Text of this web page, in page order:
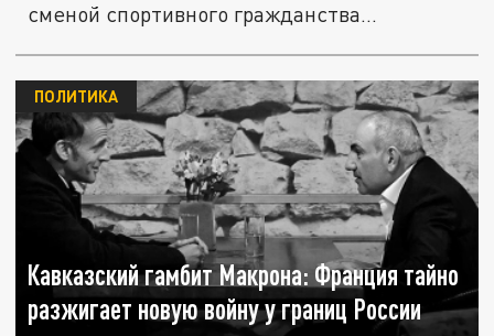
сменой спортивного гражданства...
Кавказский гамбит Макрона: Франция тайно
разжигает новую войну у границ России
ПОЛИТИКА